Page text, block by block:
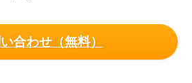
合わせ（無料）